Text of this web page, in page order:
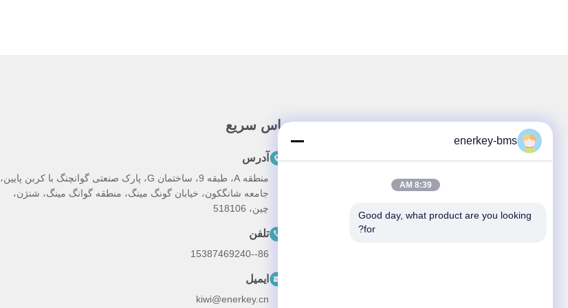
پيوند سريع
خونه
تماس سریع
آدرس
منطقه A، طبقه 9، ساختمان G، پارک صنعتی گوانچنگ با کربن پایین،
جامعه شانگکون، خیابان گونگ مینگ، منطقه گوانگ مینگ، شنژن،
چین، 518106
تلفن
86--15387469240
ایمیل
kiwi@enerkey.cn
enerkey-bms
8:39 AM
Good day, what product are you looking
for?